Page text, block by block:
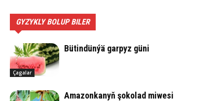
GYZYKLY BOLUP BILER
Çagalar
Bü­tin­dün­ýä gar­pyz gü­ni
Ama­zon­ka­nyň şo­ko­lad mi­we­si